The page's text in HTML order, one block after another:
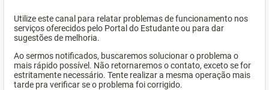
Utilize este canal para relatar problemas de funcionamento nos
serviços oferecidos pelo Portal do Estudante ou para dar
sugestões de melhoria.
Ao sermos notificados, buscaremos solucionar o problema o
mais rápido possível. Não retornaremos o contato, exceto se for
estritamente necessário. Tente realizar a mesma operação mais
tarde pra verificar se o problema foi corrigido.